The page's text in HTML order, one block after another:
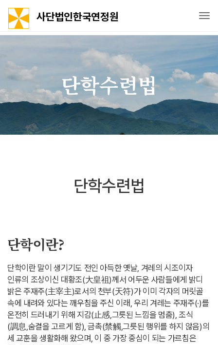
사단법인한국연정원
단학수련법
단학수련법
단학이란?
단학이란 말이 생기기도 전인 아득한 옛날, 겨레의 시조이자
인류의 조상이신 대황조(大皇祖)께서 어두운 사람들에게 밝디
밝은 주재주(主宰主)로서의 천부(天符)가 이미 각자의 머릿골
속에 내려와 있다는 깨우침을 주신 이래, 우리 겨레는 주재주(·)를
온전히 드러내기 위해 지감(止感,그릇된 느낌을 멈춤), 조식
(調息,숨결을 고르게 함), 금촉(禁觸,그릇된 행위를 하지 않음)의
세 교훈을 생활화해 왔으며, 이 중 가장 중심이 되는 가르침은